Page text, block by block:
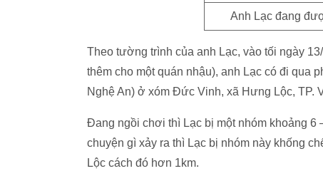
Anh Lạc đang
Theo tường trình của anh Lạc, vào tối ngày
thêm cho một quán nhậu), anh Lạc có đi qua
Nghệ An) ở xóm Đức Vinh, xã Hưng Lộc, TP.
Đang ngồi chơi thì Lạc bị một nhóm khoảng
chuyện gì xảy ra thì Lạc bị nhóm này khống
Lộc cách đó hơn 1km.